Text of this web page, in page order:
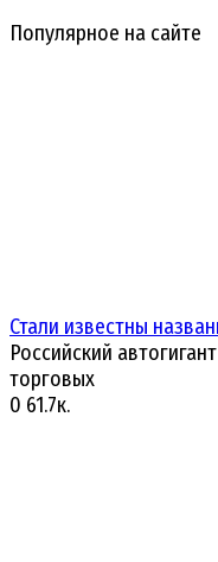
Популярное на сайте
Стали известны
Российский
торговых
0 61.7к.